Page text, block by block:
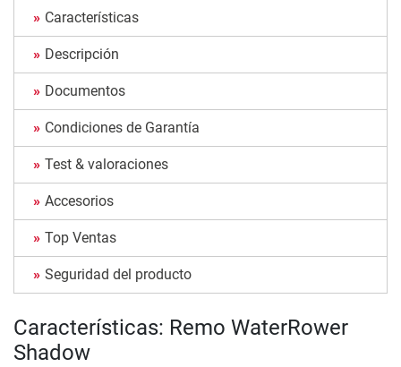
Características
Descripción
Documentos
Condiciones de Garantía
Test & valoraciones
Accesorios
Top Ventas
Seguridad del producto
Características: Remo WaterRower
Shadow